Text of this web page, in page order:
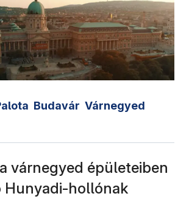
Budavár Várnegyed
várnegyed épületeiben
Hunyadi-hollónak